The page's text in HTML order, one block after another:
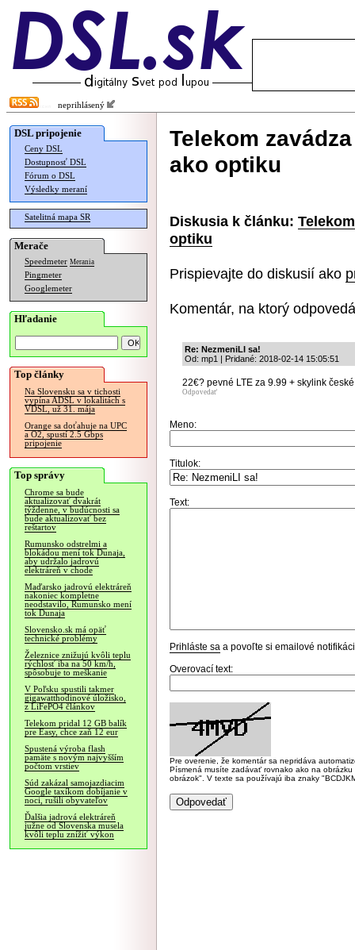
neprihlásený
DSL pripojenie
Ceny DSL
Dostupnosť DSL
Fórum o DSL
Výsledky meraní
Satelitná mapa SR
Merače
Speedmeter Merania
Pingmeter
Googlemeter
Hľadanie
Top články
Na Slovensku sa v tichosti
vypína ADSL v lokalitách s
VDSL, už 31. mája
Orange sa doťahuje na UPC
a O2, spustí 2.5 Gbps
pripojenie
Top správy
Chrome sa bude
aktualizovať dvakrát
týždenne, v budúcnosti sa
bude aktualizovať bez
reštartov
Rumunsko odstrelmi a
blokádou mení tok Dunaja,
aby udržalo jadrovú
elektráreň v chode
Maďarsko jadrovú elektráreň
nakoniec kompletne
neodstavilo, Rumunsko mení
tok Dunaja
Slovensko.sk má opäť
technické problémy
Železnice znižujú kvôli teplu
rýchlosť iba na 50 km/h,
spôsobuje to meškanie
V Poľsku spustili takmer
gigawatthodinové úložisko,
z LiFePO4 článkov
Telekom pridal 12 GB balík
pre Easy, chce zaň 12 eur
Spustená výroba flash
pamäte s novým najvyšším
počtom vrstiev
Súd zakázal samojazdiacim
Google taxíkom dobíjanie v
noci, rušili obyvateľov
Ďalšia jadrová elektráreň
južne od Slovenska musela
kvôli teplu znížiť výkon
Telekom
ako optiku
Diskusia k článku:
optiku
Prispievajte do diskusií ako
Komentár, na ktorý
Re: NezmeniLI sa!
Od: mp1 | Pridané: 2018-02-14 15:05:51
22€? pevné LTE za 9.99 + skylink
Odpovedať
Meno:
Titulok:
Text:
Prihláste sa a povoľte si emailové
Overovací text:
Pre overenie, že komentár sa nepridáva
Písmená musíte zadávať rovnako ako na
obrázok". V texte sa používajú iba znaky